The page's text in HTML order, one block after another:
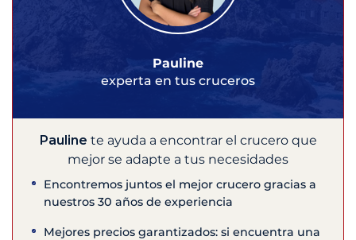
Pauline
experta en tus cruceros
Pauline te ayuda a encontrar el crucero que
mejor se adapte a tus necesidades
Encontremos juntos el mejor crucero gracias a
nuestros 30 años de experiencia
Mejores precios garantizados: si encuentra una